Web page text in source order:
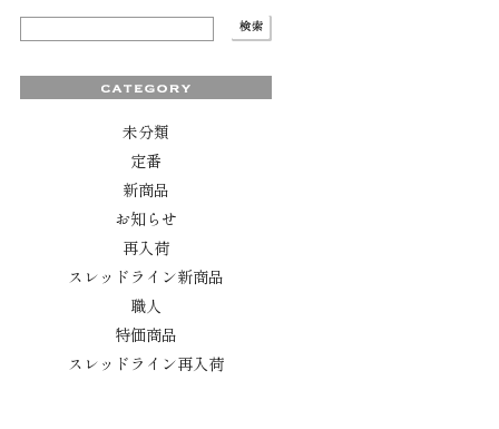
未分類
定番
新商品
お知らせ
再入荷
スレッドライン新商品
職人
特価商品
スレッドライン再入荷